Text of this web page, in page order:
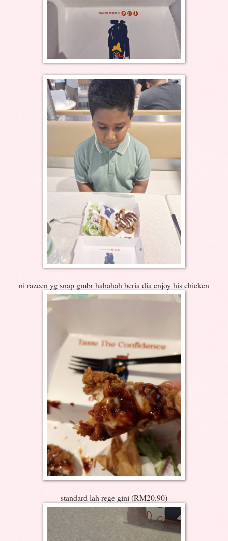
ni razeen yg snap gmbr hahahah beria dia enjoy his chicken
standard lah rege gini (RM20.90)